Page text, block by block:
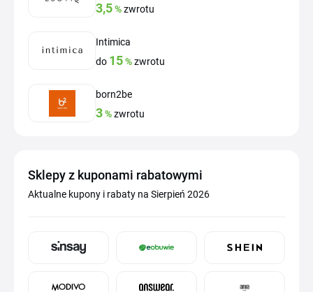
3,5%zwrotu
Intimica
do 15%zwrotu
born2be
3%zwrotu
Sklepy z kuponami rabatowymi
Aktualne kupony i rabaty na Sierpień 2026